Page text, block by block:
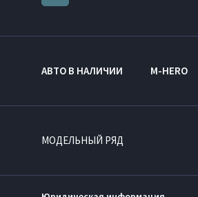
АВТО В НАЛИЧИИ M-HERO
МОДЕЛЬНЫЙ РЯД